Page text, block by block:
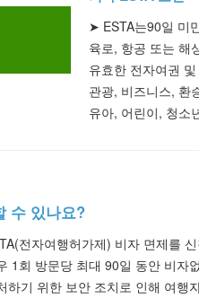
➤ ESTA는90일 미
육로, 항공 또는 해
유효한 전자여권
관광, 비즈니스, 환
유아, 어린이, 청소
수 있나요?
전자여행허가제) 비자 면제를
1회 방문당 최대 90일 동안 비자
하기 위한 보안 조치로 인해 여